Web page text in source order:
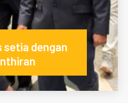
setia dengan